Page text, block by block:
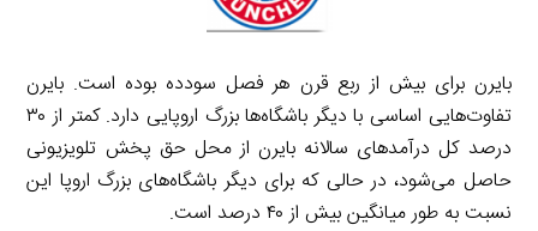
بایرن برای بیش از ربع قرن هر فصل سودده بوده است. بایرن
تفاوت‌هایی اساسی با دیگر باشگاه‌ها بزرگ اروپایی دارد. کمتر از ۳۰
درصد کل درآمدهای سالانه بایرن از محل حق پخش تلویزیونی
حاصل می‌شود، در حالی که برای دیگر باشگاه‌های بزرگ اروپا این
نسبت به طور میانگین بیش از ۴۰ درصد است.